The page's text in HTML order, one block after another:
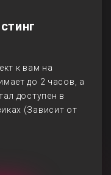
к вам на
до 2 часов, а
доступен в
(Зависит от